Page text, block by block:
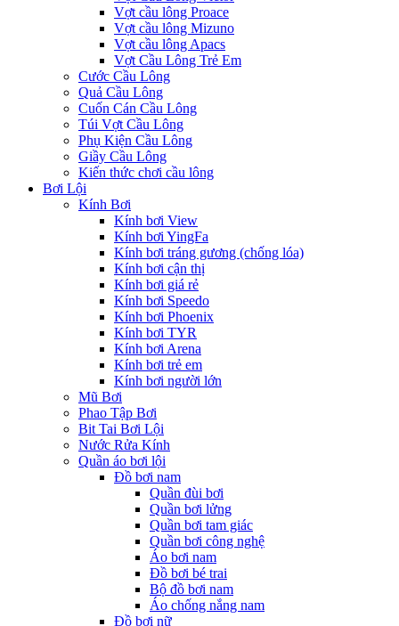
Vợt cầu lông Proace
Vợt cầu lông Mizuno
Vợt cầu lông Apacs
Vợt Cầu Lông Trẻ Em
Cước Cầu Lông
Quả Cầu Lông
Cuốn Cán Cầu Lông
Túi Vợt Cầu Lông
Phụ Kiện Cầu Lông
Giầy Cầu Lông
Kiến thức chơi cầu lông
Bơi Lội
Kính Bơi
Kính bơi View
Kính bơi YingFa
Kính bơi tráng gương (chống lóa)
Kính bơi cận thị
Kính bơi giá rẻ
Kính bơi Speedo
Kính bơi Phoenix
Kính bơi TYR
Kính bơi Arena
Kính bơi trẻ em
Kính bơi người lớn
Mũ Bơi
Phao Tập Bơi
Bit Tai Bơi Lội
Nước Rửa Kính
Quần áo bơi lội
Đồ bơi nam
Quần đùi bơi
Quần bơi lửng
Quần bơi tam giác
Quần bơi công nghệ
Áo bơi nam
Đồ bơi bé trai
Bộ đồ bơi nam
Áo chống nắng nam
Đồ bơi nữ